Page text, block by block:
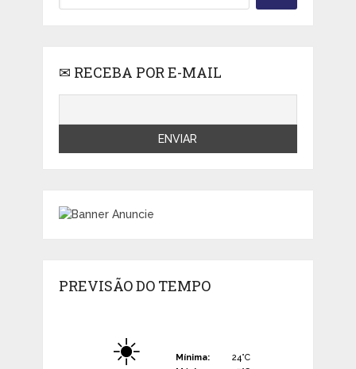
✉ RECEBA POR E-MAIL
PREVISÃO DO TEMPO
☀️ Mínima:
24°C